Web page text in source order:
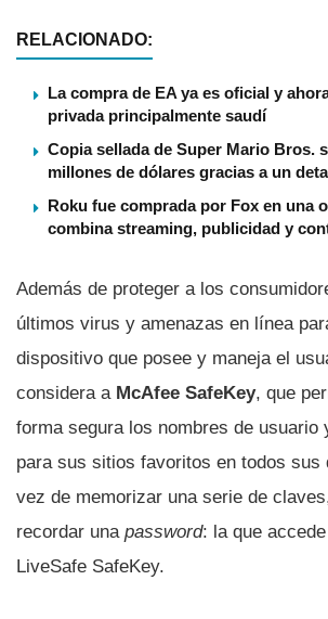
RELACIONADO:
La compra de EA ya es oficial y
privada principalmente saudí
Copia sellada de Super Mario Bros.
millones de dólares gracias a un
Roku fue comprada por Fox en una
combina streaming, publicidad y
Además de proteger a los
últimos virus y amenazas en lí­nea
dispositivo que posee y maneja el
considera a McAfee SafeKey, que
forma segura los nombres de usuario
para sus sitios favoritos en todos sus
vez de memorizar una serie de
recordar una password: la que
LiveSafe SafeKey.